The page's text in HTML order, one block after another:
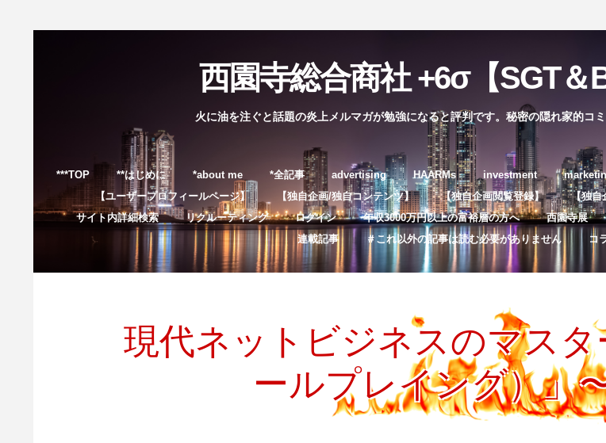
西園寺総合商社 +6σ【SGT
火に油を注ぐと話題の炎上メルマガが勉強になると評判です。秘密の隠れ家的コ
コ
ン
テ
ン
ッ
***TOP **はじめに *about me *全記事 advertising HAARMs investment
【ユーザープロフィールページ】
【独自企画/独自コンテンツ】 【独自企画閲覧登録】 【独自
サイト内詳細検索
リクルーティング ログイン 年収3000万円以上の富裕層の方へ 西園寺展
連載記事
＃これ以外の記事は読む必要がありません コ
現代ネットビジネスのマスタ
ールプレイング）」